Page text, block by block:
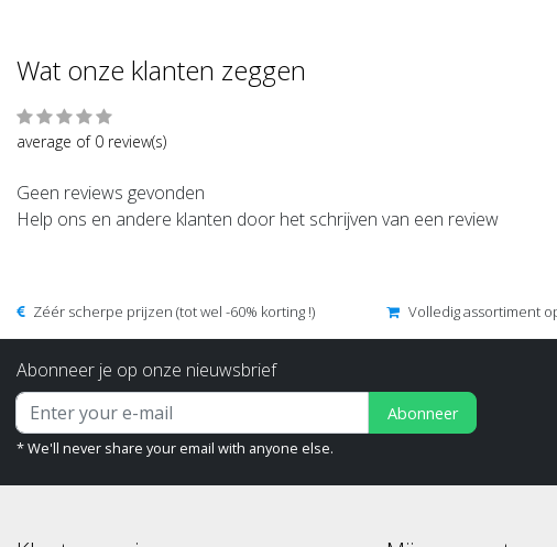
Wat onze klanten zeggen
average of 0 review(s)
Geen reviews gevonden
Help ons en andere klanten door het schrijven van een review
Zéér scherpe prijzen (tot wel -60% korting !) Volledig assortiment
Abonneer je op onze nieuwsbrief
Abonneer
* We'll never share your email with anyone else.